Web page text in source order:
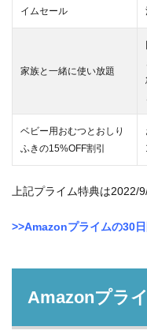
イムセール
家族と一緒に使い放題
ベビー用おむつとおしり
ふきの15%OFF割引
上記プライム特典は2022/
>>Amazonプライムの30
Amazonプラ